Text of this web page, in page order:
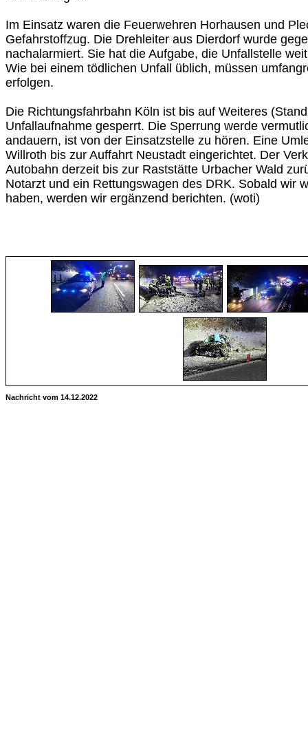
Im Einsatz waren die Feuerwehren Horhausen und
Gefahrstoffzug. Die Drehleiter aus Dierdorf wurde
nachalarmiert. Sie hat die Aufgabe, die Unfallstelle
Wie bei einem tödlichen Unfall üblich, müssen
erfolgen.
Die Richtungsfahrbahn Köln ist bis auf Weiteres
Unfallaufnahme gesperrt. Die Sperrung werde
andauern, ist von der Einsatzstelle zu hören. Eine
Willroth bis zur Auffahrt Neustadt eingerichtet. Der
Autobahn derzeit bis zur Raststätte Urbacher Wald
Notarzt und ein Rettungswagen des DRK. Sobald wir
haben, werden wir ergänzend berichten. (woti)
Nachricht vom 14.12.2022